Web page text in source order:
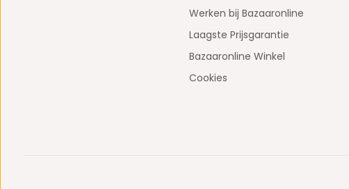
Werken bij Bazaaronline
Laagste Prijsgarantie
Bazaaronline Winkel
Cookies